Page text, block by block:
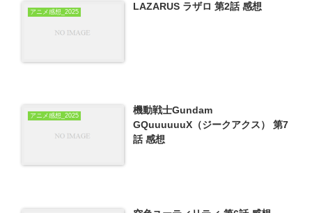
アニメ感想_2025 LAZARUS ラザロ 第2話 感想
アニメ感想_2025
機動戦士Gundam
GQuuuuuuX（ジークアクス） 第7
話 感想